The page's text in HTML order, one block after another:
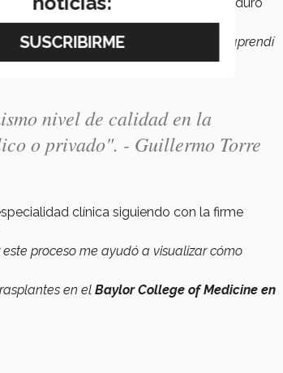
gente de todo el mundo y realmente aprendí
nivel de calidad en la
o privado". - Guillermo Torre
clínica siguiendo con la firme
proceso me ayudó a visualizar cómo
en el Baylor College of Medicine en